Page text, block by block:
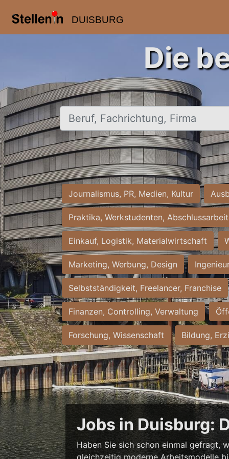
DUISBURG
Die
Beruf, Fachrichtung, Firma
Journalismus, PR, Medien, Kultur
Praktika, Werkstudenten,
Einkauf, Logistik, Materialwirtschaft
Marketing, Werbung, Design
Selbstständigkeit, Freelancer, Franchise
Finanzen, Controlling, Verwaltung
Forschung, Wissenschaft Bildung,
Jobs in Duisburg:
Haben Sie sich schon einmal gefragt,